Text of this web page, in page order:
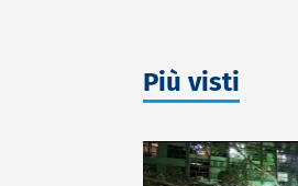
Più visti